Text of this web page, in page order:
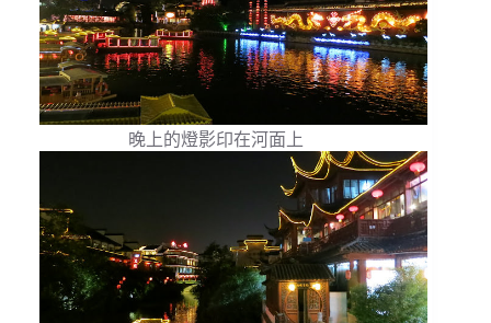
晚上的燈影印在河面上